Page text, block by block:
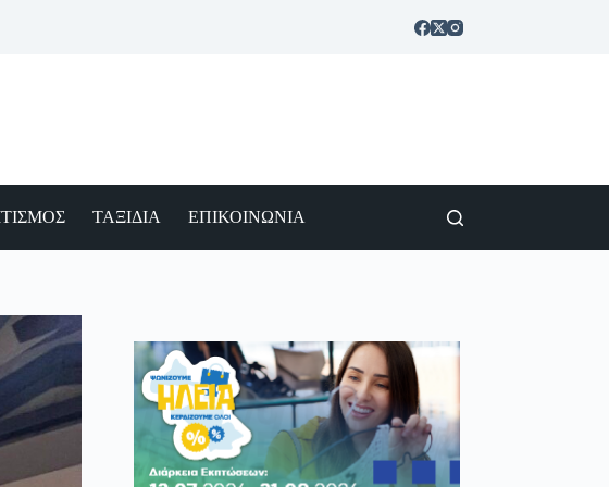
ΤΑΞΙΔΙΑ ΕΠΙΚΟΙΝΩΝΙΑ